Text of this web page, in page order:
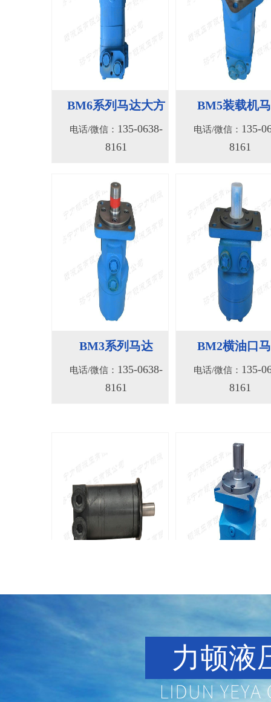
BM6系列马达大方
电话/微信： 135-0638-
BM5装载机
电话/微信：135-
BM3系列马达
电话/微信：135-0638-
BM2横油口
电话/微信：135-
8161
力顿液